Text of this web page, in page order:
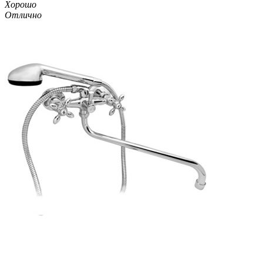
Хорошо
Отлично